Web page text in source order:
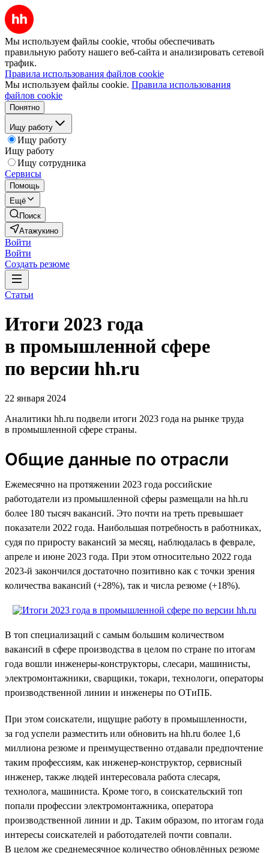
Мы используем файлы cookie, чтобы обеспечивать
правильную работу нашего веб-сайта и анализировать сетевой
трафик.
Правила использования файлов cookie
Мы используем файлы cookie. Правила использования
файлов cookie
Понятно
Ищу работу
Ищу работу
Ищу работу
Ищу сотрудника
Сервисы
Помощь
Ещё
Поиск
Атажукино
Войти
Войти
Создать резюме
Статьи
Итоги 2023 года
в промышленной сфере
по версии hh.ru
22 января 2024
Аналитики hh.ru подвели итоги 2023 года на рынке труда
в промышленной сфере страны.
Общие данные по отрасли
Ежемесячно на протяжении 2023 года российские
работодатели из промышленной сферы размещали на hh.ru
более 180 тысяч вакансий. Это почти на треть превышает
показатели 2022 года. Наибольшая потребность в работниках,
судя по приросту вакансий за месяц, наблюдалась в феврале,
апреле и июне 2023 года. При этом относительно 2022 года
2023-й закончился достаточно позитивно как с точки зрения
количества вакансий (+28%), так и числа резюме (+18%).
В топ специализаций с самым большим количеством
вакансий в сфере производства в целом по стране по итогам
года вошли инженеры-конструкторы, слесари, машинисты,
электромонтажники, сварщики, токари, технологи, операторы
производственной линии и инженеры по ОТиПБ.
При этом соискатели, ищущие работу в промышленности,
за год успели разместить или обновить на hh.ru более 1,6
миллиона резюме и преимущественно отдавали предпочтение
таким профессиям, как инженер-конструктор, сервисный
инженер, также людей интересовала работа слесаря,
технолога, машиниста. Кроме того, в соискательский топ
попали профессии электромонтажника, оператора
производственной линии и др. Таким образом, по итогам года
интересы соискателей и работодателей почти совпали.
В целом же среднемесячное количество обновлённых резюме